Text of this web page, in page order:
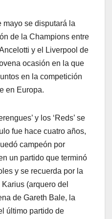
mayo se disputará la
de la Champions entre
y el Liverpool de
ocasión en la que
en la competición
en Europa.
y los ‘Reds’ se
fue hace cuatro años,
campeón por
un partido que terminó
y se recuerda por la
(arquero del
de Gareth Bale, la
último partido de